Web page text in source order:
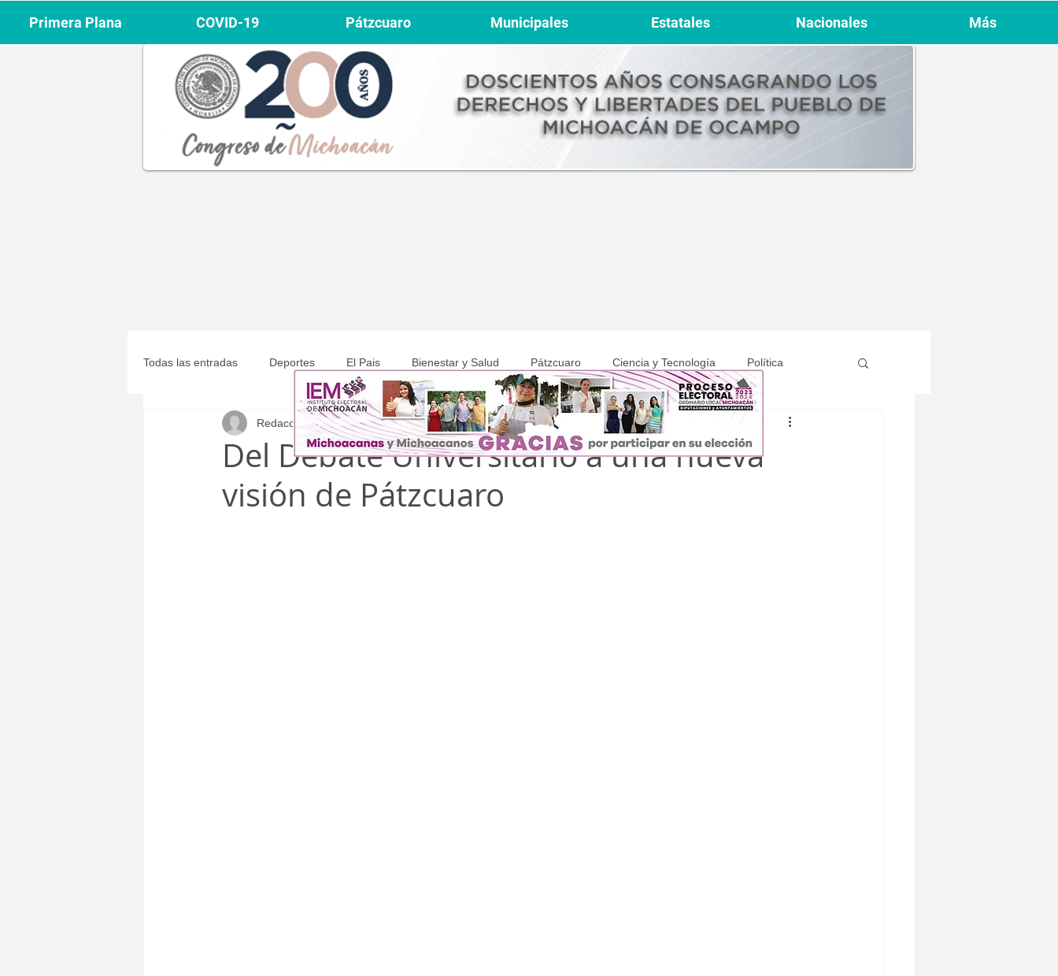
Todas las entradas Deportes El Pais Bienestar y Salud Pátzcuaro Ciencia y Tecnología Política
Michoacán Municipales COVID-19
Del Debate Universitario a una nueva
visión de Pátzcuaro
Redacción 19 nov 2023 2 min de lectura
Primera Plana COVID-19 Pátzcuaro Municipales Estatales Nacionales Más